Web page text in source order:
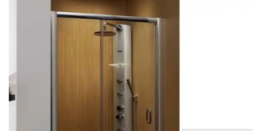
KABINOK – TÁLCÁK
TOVÁBBI TERMÉKEK
BEMUTATÓTERMÜNK KÉPEKBEN
AKCIÓS TERMÉKEK